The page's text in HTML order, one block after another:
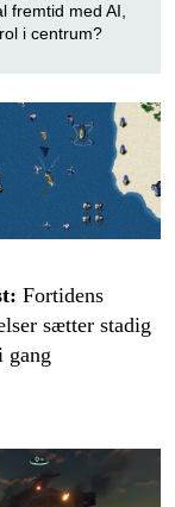
fremtid med AI,
i centrum?
Fortidens
sætter stadig
gang